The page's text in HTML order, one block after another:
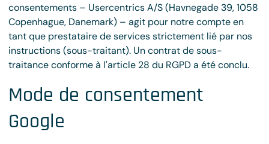
consentements – Usercentrics A/S (Havnegade 39, 1058
Copenhague, Danemark) – agit pour notre compte en
tant que prestataire de services strictement lié par nos
instructions (sous-traitant). Un contrat de sous-
traitance conforme à l'article 28 du RGPD a été conclu.
Mode de consentement
Google